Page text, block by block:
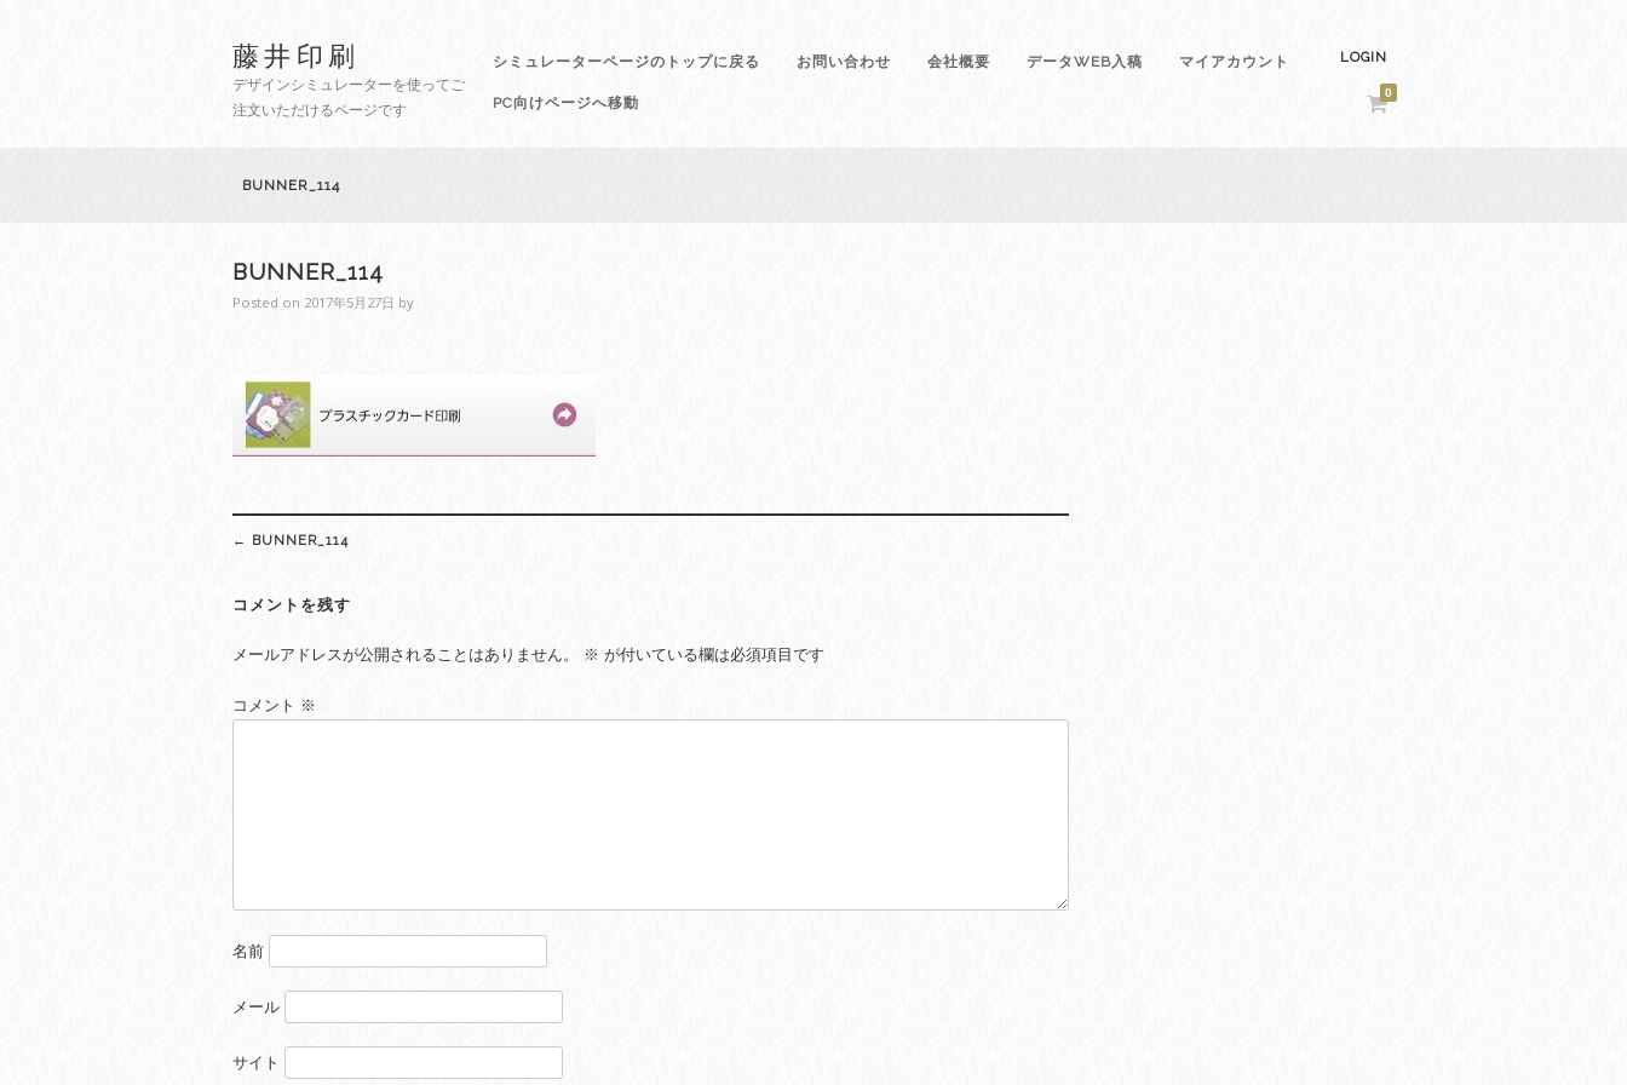
藤井印刷
デザインシミュレーターを使ってご
注文いただけるページです
シミュレーターページのトップに戻る お問い合わせ 会社概要 データWEB入稿 マイアカウント
PC向けページへ移動
LOGIN
0
BUNNER_114
BUNNER_114
Posted on 2017年5月27日 by
navigation
← BUNNER_114
コメントを残す
メールアドレスが公開されることはありません。 ※ が付いている欄は必須項目です
コメント ※
名前
メール
サイト